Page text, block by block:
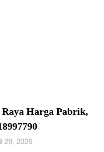
Harga Pabrik,
29, 2026